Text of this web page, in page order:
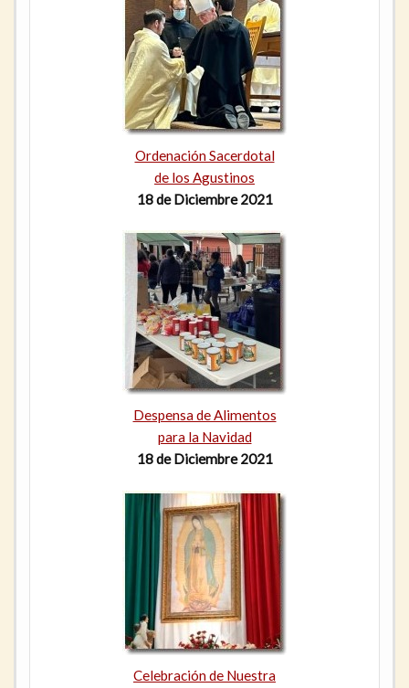
Ordenación Sacerdotal
de los Agustinos
18 de Diciembre 2021
Despensa de Alimentos
para la Navidad
18 de Diciembre 2021
Celebración de Nuestra